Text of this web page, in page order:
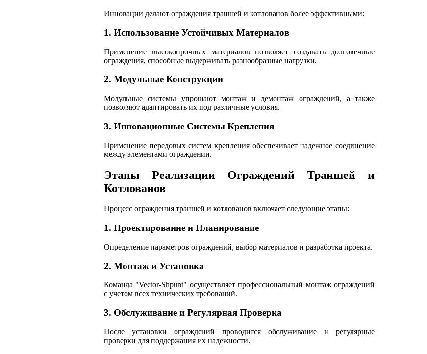
Инновации делают ограждения траншей и котлованов более эффективными:
1. Использование Устойчивых Материалов
Применение высокопрочных материалов позволяет создавать долговечные
ограждения, способные выдерживать разнообразные нагрузки.
2. Модульные Конструкции
Модульные системы упрощают монтаж и демонтаж ограждений, а также
позволяют адаптировать их под различные условия.
3. Инновационные Системы Крепления
Применение передовых систем крепления обеспечивает надежное соединение
между элементами ограждений.
Этапы Реализации Ограждений Траншей и
Котлованов
Процесс ограждения траншей и котлованов включает следующие этапы:
1. Проектирование и Планирование
Определение параметров ограждений, выбор материалов и разработка проекта.
2. Монтаж и Установка
Команда "Vector-Shpunt" осуществляет профессиональный монтаж ограждений
с учетом всех технических требований.
3. Обслуживание и Регулярная Проверка
После установки ограждений проводится обслуживание и регулярные
проверки для поддержания их надежности.